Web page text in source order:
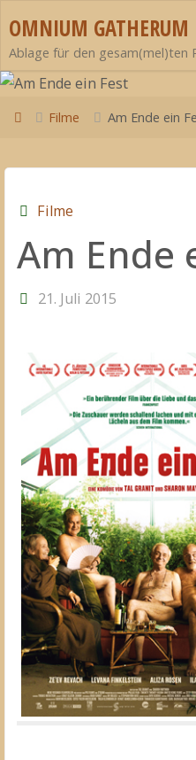
Inhalt
springen
OMNIUM GATHERUM
Ablage für den gesam(mel)ten
StartFilme Am Ende ein
Filme
Am Ende
21. Juli 2015